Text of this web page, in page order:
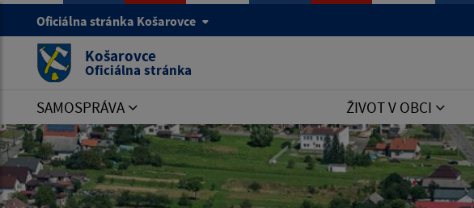
Oficiálna stránka Košarovce
Košarovce
Oficiálna stránka
SAMOSPRÁVA ŽIVOT V OBCI